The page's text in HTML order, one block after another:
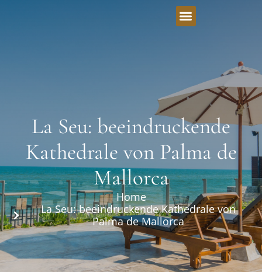
La Seu: beeindruckende
Kathedrale von Palma de
Mallorca
Home
La Seu: beeindruckende Kathedrale von
Palma de Mallorca